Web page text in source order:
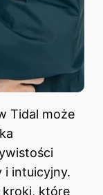
Tidal może
i intuicyjny.
kroki, które